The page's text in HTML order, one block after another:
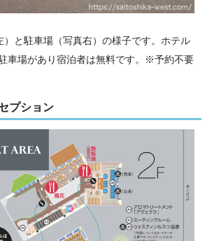
）と駐車場（写真右）の様子です。ホテル
車場があり宿泊者は無料です。※予約不要
プション